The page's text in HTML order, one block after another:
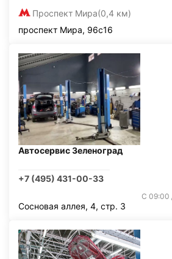
Проспект Мира(0,4 км)
проспект Мира, 96с16
Автосервис Зеленоград
+7 (495) 431-00-33
С 09:00
Сосновая аллея, 4, стр. 3